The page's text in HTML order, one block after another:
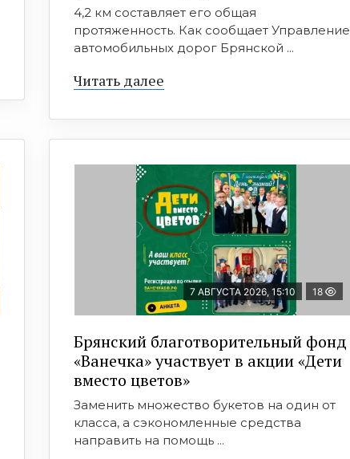
4,2 км составляет его общая
протяженность. Как сообщает Управление
автомобильных дорог Брянской ...
Читать далее
7 АВГУСТА 2026, 15:10 18
Брянский благотворительный фонд
«Ванечка» участвует в акции «Дети
вместо цветов»
Заменить множество букетов на один от
класса, а сэкономленные средства
направить на помощь ...